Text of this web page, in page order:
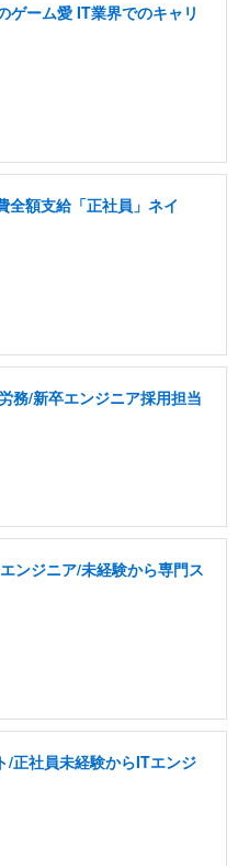
ゲーム愛 IT業界でのキャリ
全額支給「正社員」ネイ
務/新卒エンジニア採用担当
ンジニア/未経験から専門ス
/正社員未経験からITエンジ